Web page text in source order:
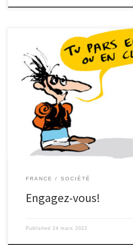
En cette période de guerre et de
semble se développer et les
nombreuses : « engagez-vous »!
de la politique au monde associatif,
engagement. Être citoyen, ça veut
pour être un bon citoyen ? Toutes ces
beaucoup les esprits, particulièrement
où chacun tente de trouver un moyen
vraiment […]
FRANCE SOCIÉTÉ
Engagez-vous!
Published 24 mars 2022